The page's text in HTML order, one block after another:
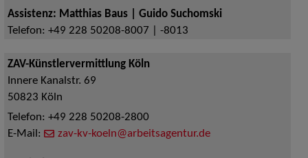
Assistenz: Matthias Baus | Guido Suchomski
Telefon: +49 228 50208-8007 | -8013
ZAV-Künstlervermittlung Köln
Innere Kanalstr. 69
50823 Köln
Telefon: +49 228 50208-2800
E-Mail:
zav-kv-koeln@arbeitsagentur.de